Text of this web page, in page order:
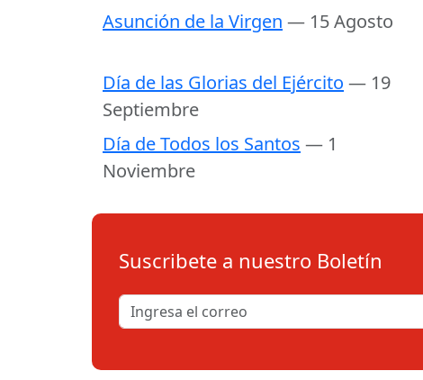
Asunción de la Virgen — 15 Agosto
Día de las Glorias del Ejército — 19
Septiembre
Día de Todos los Santos — 1
Noviembre
Suscribete a nuestro Boletín